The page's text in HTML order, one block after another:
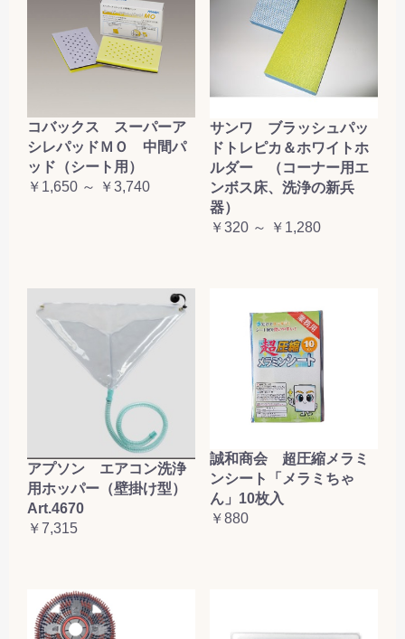
コバックス スーパーア
シレパッドＭＯ 中間パ
ッド（シート用）
￥1,650 ～ ￥3,740
サンワ ブラッシュパッ
ドトレピカ＆ホワイトホ
ルダー （コーナー用エ
ンボス床、洗浄の新兵
器）
￥320 ～ ￥1,280
アプソン エアコン洗浄
用ホッパー（壁掛け型）
Art.4670
￥7,315
誠和商会 超圧縮メラミ
ンシート「メラミちゃ
ん」10枚入
￥880